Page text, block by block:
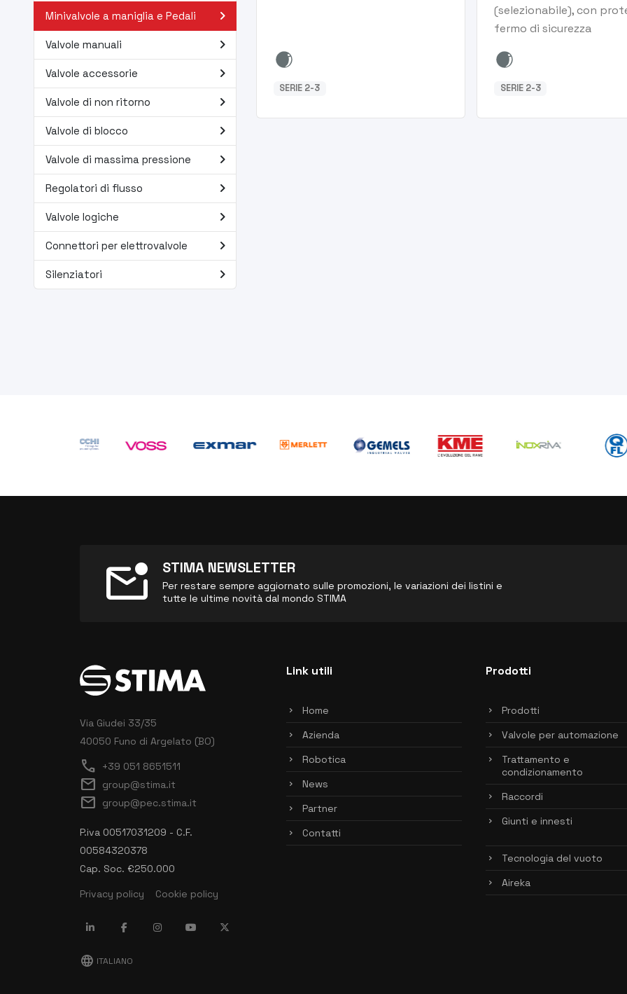
Minivalvole a maniglia e Pedali navigate_next
Valvole manuali navigate_next
Valvole accessorie navigate_next
Valvole di non ritorno navigate_next
Valvole di blocco navigate_next
Valvole di massima pressione navigate_next
Regolatori di flusso navigate_next
Valvole logiche navigate_next
Connettori per elettrovalvole navigate_next
Silenziatori navigate_next
SERIE 2-3
(selezionabile), con
fermo di sicurezza
SERIE 2-3
mark_email_unread STIMA NEWSLETTER
Per restare sempre aggiornato sulle promozioni, le variazioni dei listini e
tutte le ultime novità dal mondo STIMA
Via Giudei 33/35
40050 Funo di Argelato (BO)
call +39 051 8651511
mail group@stima.it
mail group@pec.stima.it
P.iva 00517031209 - C.F.
00584320378
Cap. Soc. €250.000
Privacy policy
Cookie policy
language ITALIANO
Link utili
Home
Azienda
Robotica
News
Partner
Contatti
Prodotti
Prodotti
Valvole per automazione
Trattamento e
condizionamento
Raccordi
Giunti e innesti
Tecnologia del vuoto
Aireka